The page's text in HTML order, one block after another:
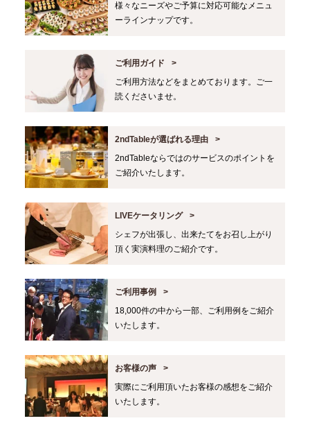
様々なニーズやご予算に対応可能なメニュ
ーラインナップです。
ご利用ガイド
ご利用方法などをまとめております。ご一
読くださいませ。
2ndTableが選ばれる理由
2ndTableならではのサービスのポイントを
ご紹介いたします。
LIVEケータリング
シェフが出張し、出来たてをお召し上がり
頂く実演料理のご紹介です。
ご利用事例
18,000件の中から一部、ご利用例をご紹介
いたします。
お客様の声
実際にご利用頂いたお客様の感想をご紹介
いたします。